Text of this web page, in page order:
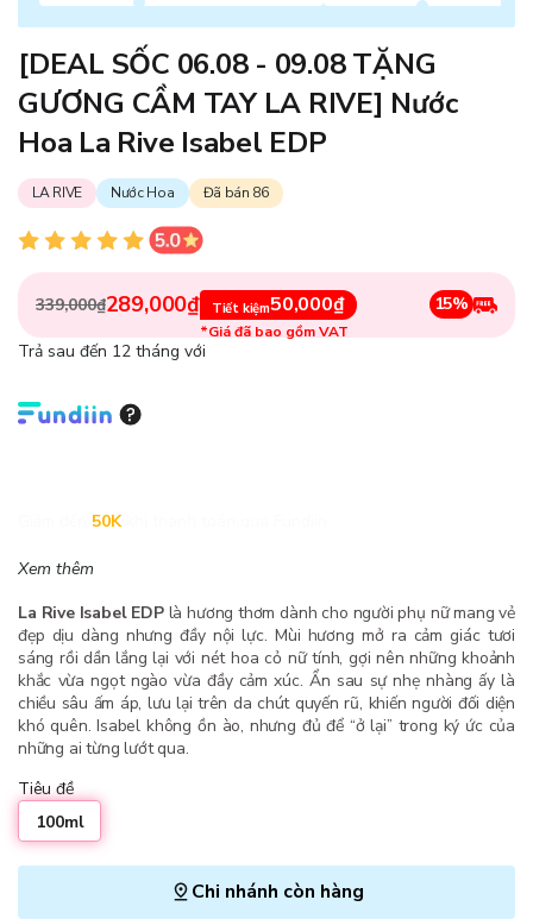
[DEAL SỐC 06.08 - 09.08 TẶNG
GƯƠNG CẦM TAY LA RIVE] Nước
Hoa La Rive Isabel EDP
LA RIVE Nước Hoa Đã bán 86
339,000₫289,000₫ Tiết kiệm50,000₫
*Giá đã bao gồm VAT
15%
Trả sau đến 12 tháng với
50K
Xem thêm
La Rive Isabel EDPlà hương thơm dành cho người phụ nữ mang vẻ
đẹp dịu dàng nhưng đầy nội lực. Mùi hương mở ra cảm giác tươi
sáng rồi dần lắng lại với nét hoa cỏ nữ tính, gợi nên những khoảnh
khắc vừa ngọt ngào vừa đầy cảm xúc. Ẩn sau sự nhẹ nhàng ấy là
chiều sâu ấm áp, lưu lại trên da chút quyến rũ, khiến người đối diện
khó quên. Isabel không ồn ào, nhưng đủ để “ở lại” trong ký ức của
những ai từng lướt qua.
Tiêu đề
100ml
Chi nhánh còn hàng